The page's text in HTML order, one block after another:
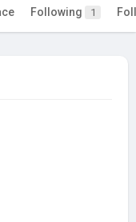
Following 1